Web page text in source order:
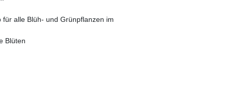
alle Blüh- und Grünpflanzen im
Blüten